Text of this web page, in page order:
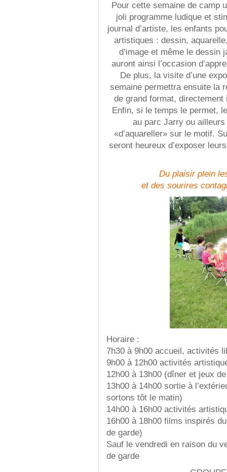
Pour cette semaine de camp
joli programme ludique et
journal d’artiste, les enfants
artistiques : dessin,
d’image et même le dessin
auront ainsi l’occasion
De plus, la visite d’une
semaine permettra ensuite la
de grand format, directement
Enfin, si le temps le permet,
au parc Jarry ou
«d’aquareller» sur le motif.
seront heureux d’exposer
Du plaisir plein
et des sourires
Horaire :
7h30 à 9h00 accueil, activités
9h00 à 12h00 activités
12h00 à 13h00 (dîner et jeux
13h00 à 14h00 sortie à
sortons tôt le matin)
14h00 à 16h00 activités
16h00 à 18h00 films inspirés
de garde)
Sauf le vendredi en raison du
de garde